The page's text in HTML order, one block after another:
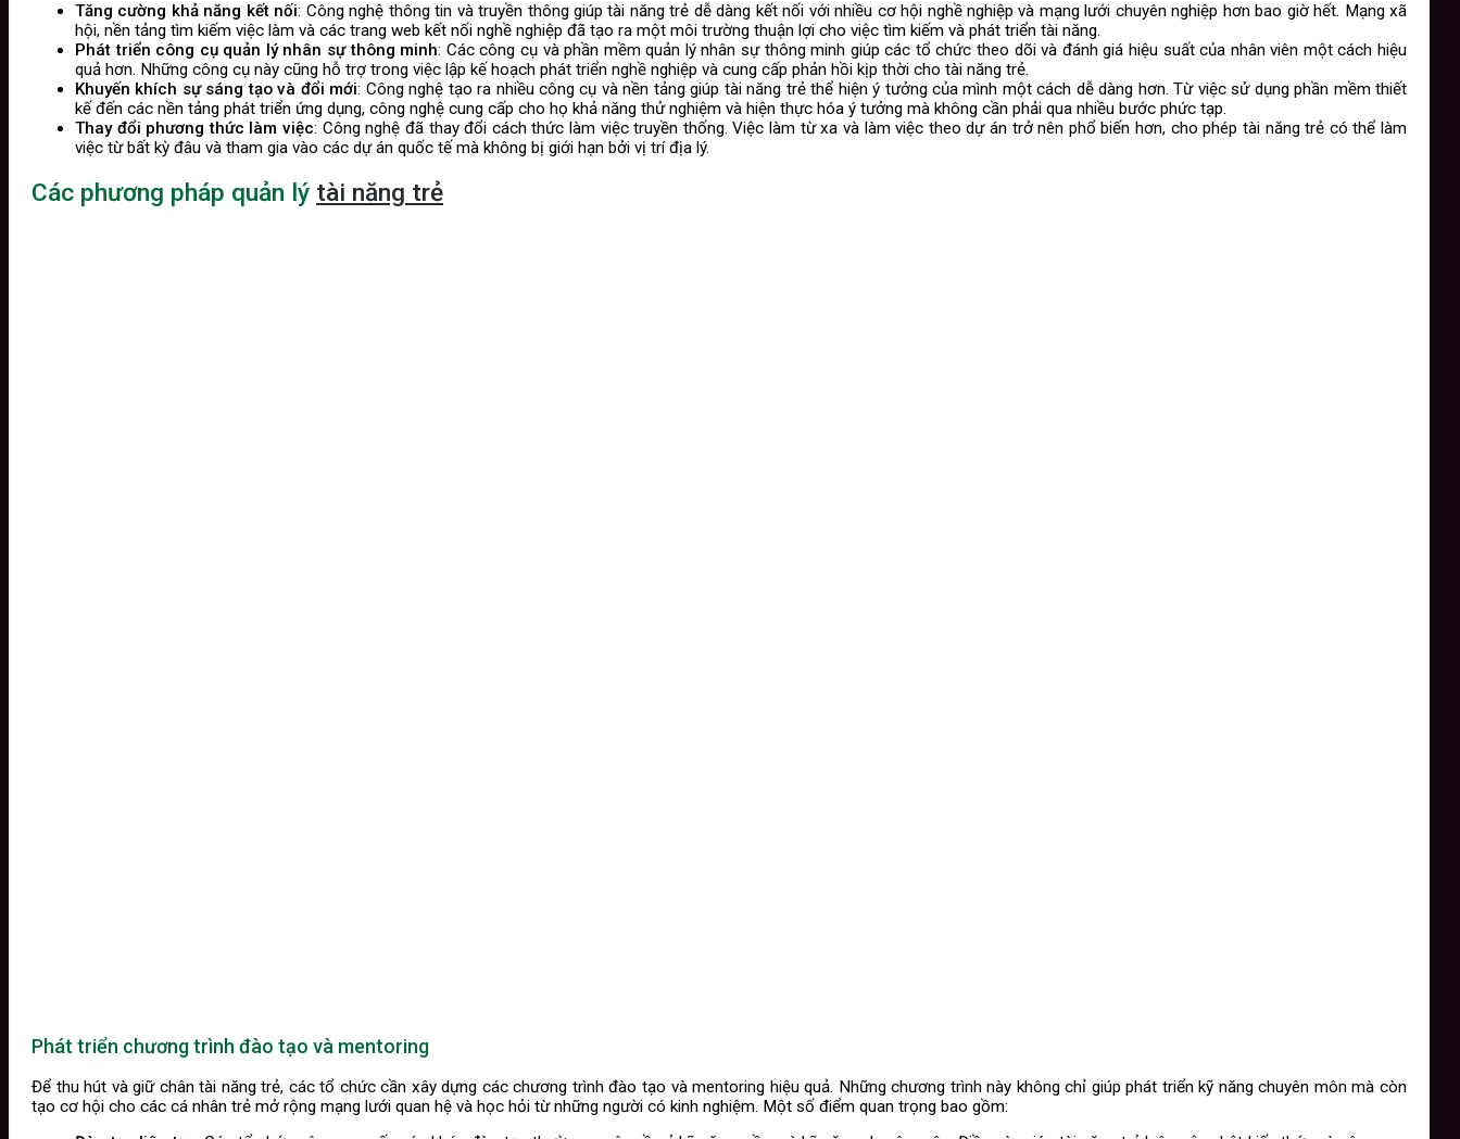
Tăng cường khả năng kết nối: Công nghệ thông tin và truyền thông giúp tài năng trẻ dễ dàng kết nối với nhiều cơ hội nghề nghiệp và mạng lưới chuyên nghiệp hơn bao giờ hết. Mạng xã
hội, nền tảng tìm kiếm việc làm và các trang web kết nối nghề nghiệp đã tạo ra một môi trường thuận lợi cho việc tìm kiếm và phát triển tài năng.
Phát triển công cụ quản lý nhân sự thông minh: Các công cụ và phần mềm quản lý nhân sự thông minh giúp các tổ chức theo dõi và đánh giá hiệu suất của nhân viên một cách hiệu
quả hơn. Những công cụ này cũng hỗ trợ trong việc lập kế hoạch phát triển nghề nghiệp và cung cấp phản hồi kịp thời cho tài năng trẻ.
Khuyến khích sự sáng tạo và đổi mới: Công nghệ tạo ra nhiều công cụ và nền tảng giúp tài năng trẻ thể hiện ý tưởng của mình một cách dễ dàng hơn. Từ việc sử dụng phần mềm thiết
kế đến các nền tảng phát triển ứng dụng, công nghệ cung cấp cho họ khả năng thử nghiệm và hiện thực hóa ý tưởng mà không cần phải qua nhiều bước phức tạp.
Thay đổi phương thức làm việc: Công nghệ đã thay đổi cách thức làm việc truyền thống. Việc làm từ xa và làm việc theo dự án trở nên phổ biến hơn, cho phép tài năng trẻ có thể làm
việc từ bất kỳ đâu và tham gia vào các dự án quốc tế mà không bị giới hạn bởi vị trí địa lý.
Các phương pháp quản lý tài năng trẻ
Phát triển chương trình đào tạo và mentoring
Để thu hút và giữ chân tài năng trẻ, các tổ chức cần xây dựng các chương trình đào tạo và mentoring hiệu quả. Những chương trình này không chỉ giúp phát triển kỹ năng chuyên môn mà còn
tạo cơ hội cho các cá nhân trẻ mở rộng mạng lưới quan hệ và học hỏi từ những người có kinh nghiệm. Một số điểm quan trọng bao gồm: